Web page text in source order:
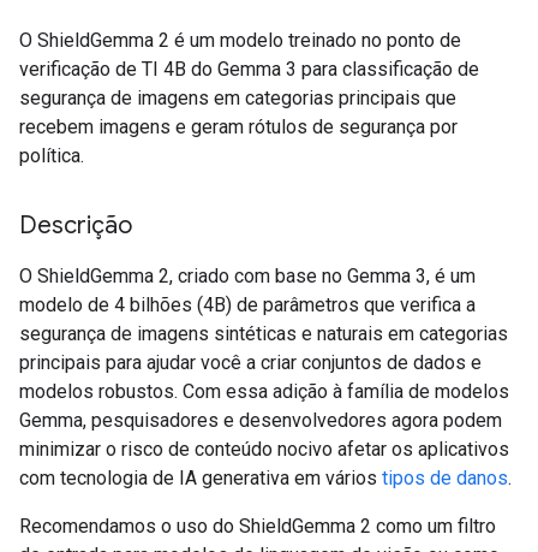
O ShieldGemma 2 é um modelo treinado no ponto de
verificação de TI 4B do Gemma 3 para classificação de
segurança de imagens em categorias principais que
recebem imagens e geram rótulos de segurança por
política.
Descrição
O ShieldGemma 2, criado com base no Gemma 3, é um
modelo de 4 bilhões (4B) de parâmetros que verifica a
segurança de imagens sintéticas e naturais em categorias
principais para ajudar você a criar conjuntos de dados e
modelos robustos. Com essa adição à família de modelos
Gemma, pesquisadores e desenvolvedores agora podem
minimizar o risco de conteúdo nocivo afetar os aplicativos
com tecnologia de IA generativa em vários tipos de danos.
Recomendamos o uso do ShieldGemma 2 como um filtro